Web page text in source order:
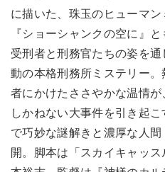
に描いた、珠玉のヒューマ
『ショーシャンクの空に』と
受刑者と刑務官たちの姿を
動の本格刑務所ミステリー
者にかけたささやかな温情
しかねない大事件を引き起
で巧妙な謎解きと濃厚な人
開。脚本は「スカイキャッ